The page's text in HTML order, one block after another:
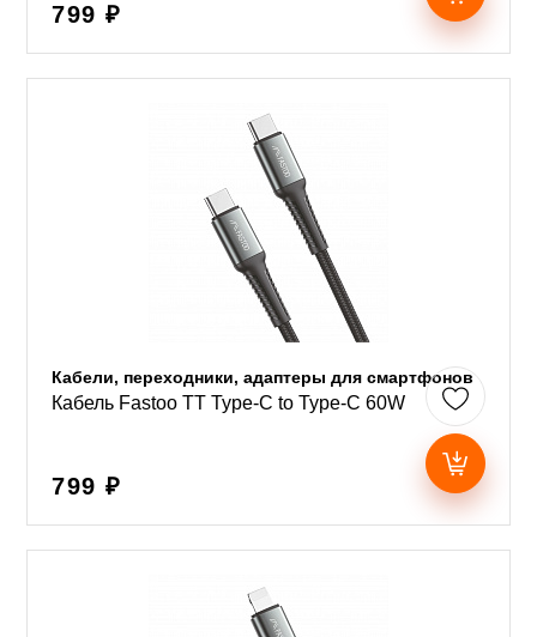
799 ₽
Кабели, переходники, адаптеры для смартфонов
Кабель Fastoo TT Type-C to Type-C 60W
799 ₽